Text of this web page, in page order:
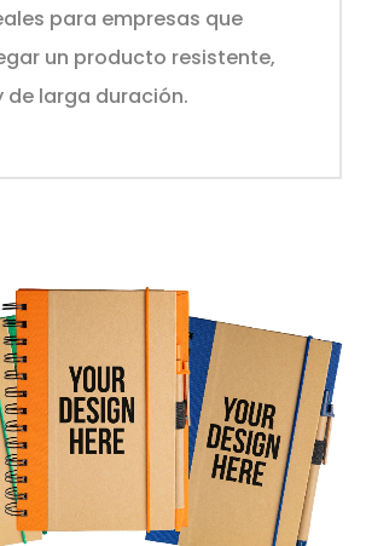
para empresas que
un producto resistente,
de larga duración.